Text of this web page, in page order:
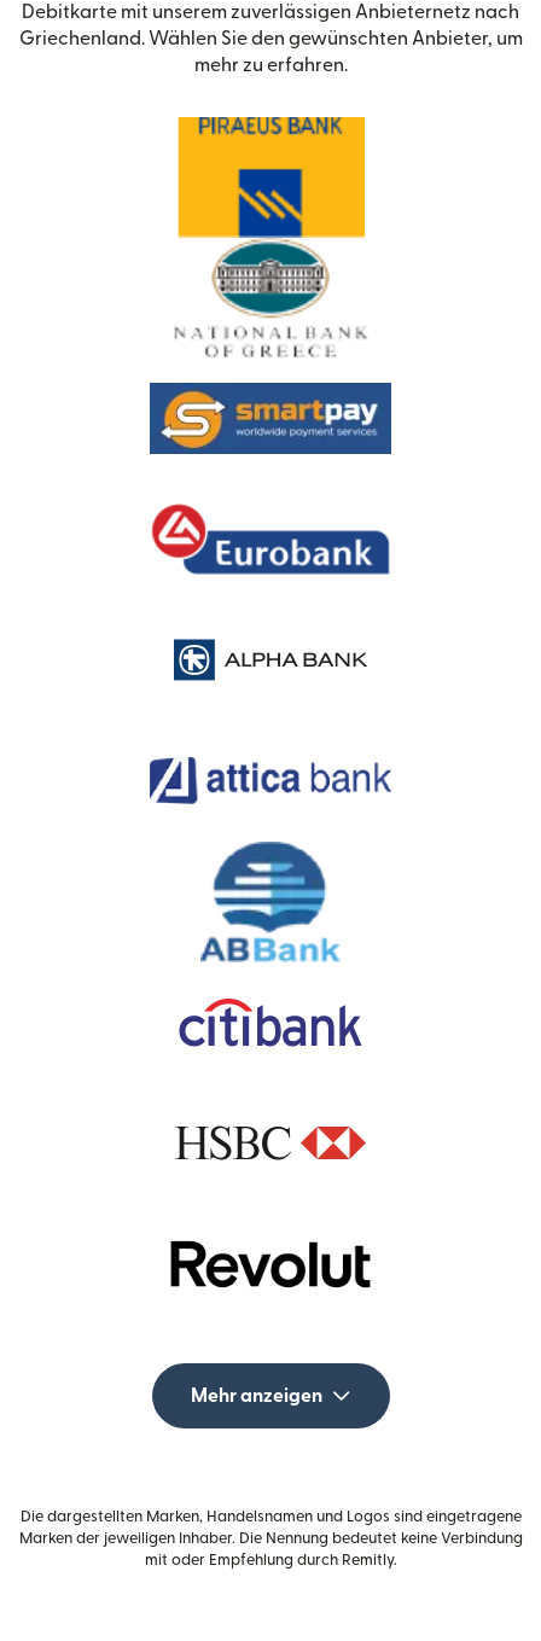
Debitkarte mit unserem zuverlässigen Anbieternetz nach
Griechenland. Wählen Sie den gewünschten Anbieter, um
mehr zu erfahren.
Mehr anzeigen
Die dargestellten Marken, Handelsnamen und Logos sind eingetragene
Marken der jeweiligen Inhaber. Die Nennung bedeutet keine Verbindung
mit oder Empfehlung durch Remitly.